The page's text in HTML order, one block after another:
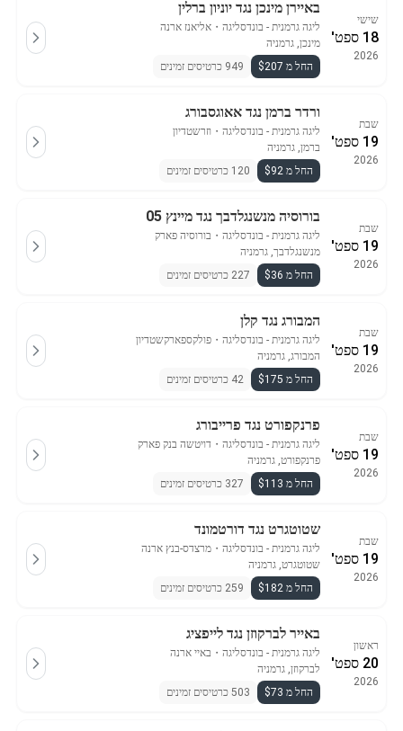
שישי
18 ספט'
2026
באיירן מינכן נגד יוניון ברלין
ליגה גרמנית - בונדסליגה ・ אליאנז ארנה
מינכן, גרמניה
החל מ $207
949 כרטיסים זמינים
שבת
19 ספט'
2026
ורדר ברמן נגד אאוגסבורג
ליגה גרמנית - בונדסליגה ・ וזרשטדיון
ברמן, גרמניה
החל מ $92
120 כרטיסים זמינים
שבת
19 ספט'
2026
בורוסיה מנשנגלדבך נגד מיינץ 05
ליגה גרמנית - בונדסליגה ・ בורוסיה פארק
מנשנגלדבך, גרמניה
החל מ $36
227 כרטיסים זמינים
שבת
19 ספט'
2026
המבורג נגד קלן
ליגה גרמנית - בונדסליגה ・ פולקספארקשטדיון
המבורג, גרמניה
החל מ $175
42 כרטיסים זמינים
שבת
19 ספט'
2026
פרנקפורט נגד פרייבורג
ליגה גרמנית - בונדסליגה ・ דויטשה בנק פארק
פרנקפורט, גרמניה
החל מ $113
327 כרטיסים זמינים
שבת
19 ספט'
2026
שטוטגרט נגד דורטמונד
ליגה גרמנית - בונדסליגה ・ מרצדס-בנץ ארנה
שטוטגרט, גרמניה
החל מ $182
259 כרטיסים זמינים
ראשון
20 ספט'
2026
באייר לברקוזן נגד לייפציג
ליגה גרמנית - בונדסליגה ・ באיי ארנה
לברקוזן, גרמניה
החל מ $73
503 כרטיסים זמינים